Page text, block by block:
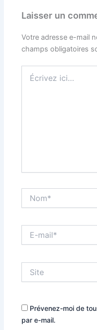
Laisser un
Votre adresse e-mail
champs obligatoires
ici…
mail*
Prévenez-moi de
par e-mail.